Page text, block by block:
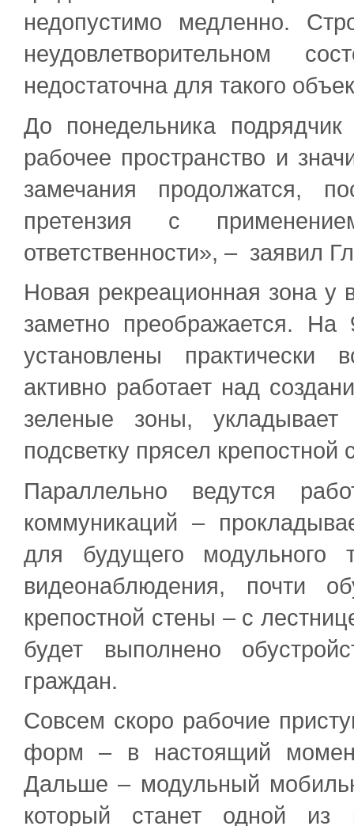
недопустимо медленно.
неудовлетворительном
недостаточна для такого
До понедельника подрядчик
рабочее пространство и
замечания продолжатся,
претензия с
ответственности», – заявил
Новая рекреационная зона у
заметно преображается. На
установлены
активно работает над
зеленые зоны, укладывает
подсветку прясел крепостной
Параллельно ведутся
коммуникаций –
для будущего модульного
видеонаблюдения, почти
крепостной стены – с
будет выполнено
граждан.
Совсем скоро рабочие
форм – в настоящий
Дальше – модульный
который станет одной из